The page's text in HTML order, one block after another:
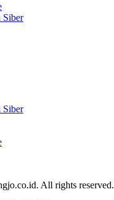
Siber
Siber
All rights reserved.